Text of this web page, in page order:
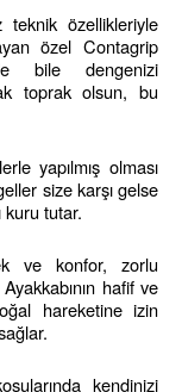
teknik özellikleriyle
özel Contagrip
bile dengenizi
toprak olsun, bu
yapılmış olması
size karşı gelse
kuru tutar.
ve konfor, zorlu
hafif ve
hareketine izin
kendinizi